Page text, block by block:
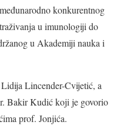
konkurentnog
u imunologiji do
u Akademiji nauka i
Lincender-Cvijetić, a
Bakir Kudić koji je govorio
prof. Jonjića.